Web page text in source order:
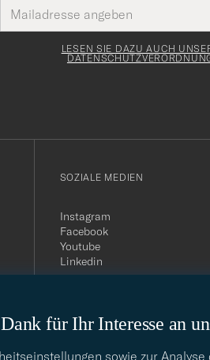
für Ihr Interesse an
sowie zur
Mail
Adresse
LESEN SIE DAZU AUCH
SOZIALE MEDIEN
Instagram
Facebook
Youtube
Linkedin